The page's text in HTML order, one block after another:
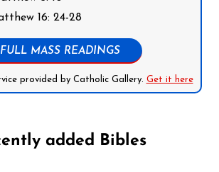
16: 24-28
FULL MASS READINGS
provided by Catholic Gallery. Get it here
added Bibles